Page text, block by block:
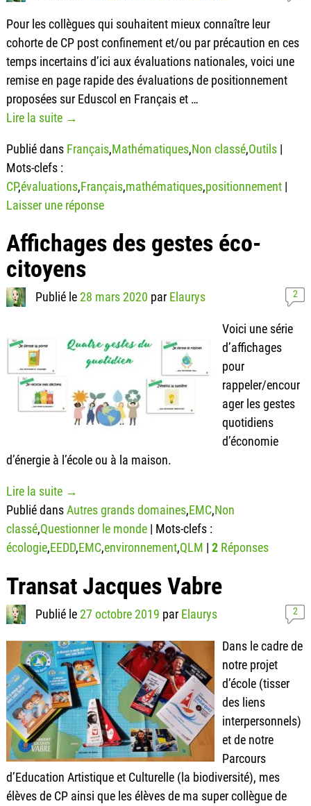
Pour les collègues qui souhaitent mieux connaître leur
cohorte de CP post confinement et/ou par précaution en ces
temps incertains d’ici aux évaluations nationales, voici une
remise en page rapide des évaluations de positionnement
proposées sur Eduscol en Français et …
Lire la suite →
Publié dans Français,Mathématiques,Non classé,Outils|
Mots-clefs :
CP,évaluations,Français,mathématiques,positionnement|
Laisser une réponse
Affichages des gestes éco-
citoyens
Publié le 28 mars 2020 par Elaurys 2
Voici une série
d’affichages
pour
rappeler/encour
ager les gestes
quotidiens
d’économie
d’énergie à l’école ou à la maison.
Lire la suite →
Publié dansAutres grands domaines,EMC,Non
classé,Questionner le monde| Mots-clefs :
écologie,EEDD,EMC,environnement,QLM | 2Réponses
Transat Jacques Vabre
Publié le 27 octobre 2019 par Elaurys 2
Dans le cadre de
notre projet
d’école (tisser
des liens
interpersonnels)
et de notre
Parcours
d’Education Artistique et Culturelle (la biodiversité), mes
élèves de CP ainsi que les élèves de ma super collègue de